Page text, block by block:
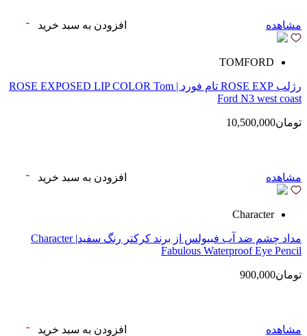
مشاهده افزودن به سبد خرید
TOMFORD
رژلب ROSE EXP تام فورد | ROSE EXPOSED LIP COLOR Tom
Ford N3 west coast
تومان10,500,000
مشاهده افزودن به سبد خرید
Character
مداد چشم ضد آب فبیولس از برند کرکتر رنگ سفید| Character
Fabulous Waterproof Eye Pencil
تومان900,000
مشاهده افزودن به سبد خرید